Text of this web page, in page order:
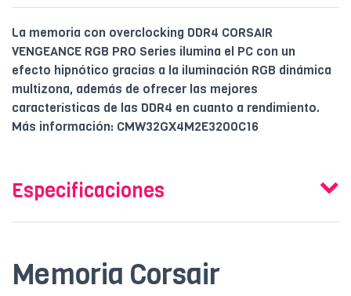
La memoria con overclocking DDR4 CORSAIR
VENGEANCE RGB PRO Series ilumina el PC con un
efecto hipnótico gracias a la iluminación RGB dinámica
multizona, además de ofrecer las mejores
características de las DDR4 en cuanto a rendimiento.
Más información: CMW32GX4M2E3200C16
Especificaciones
Memoria Corsair